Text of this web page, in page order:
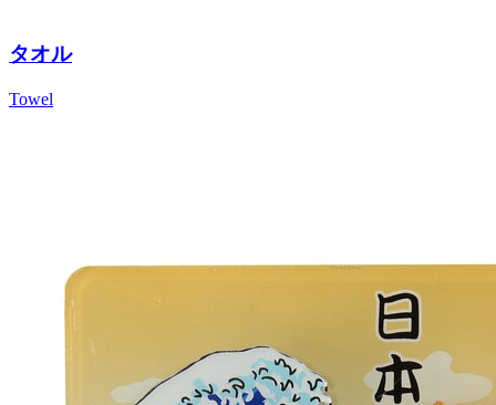
タオル
Towel